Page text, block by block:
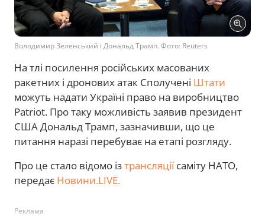
Володимир Зеленський і Дональд Трамп. Фото: Reuters
На тлі посилення російських масованих
ракетних і дронових атак Сполучені Штати
можуть надати Україні право на виробництво
Patriot. Про таку можливість заявив президент
США Дональд Трамп, зазначивши, що це
питання наразі перебуває на етапі розгляду.
Про це стало відомо ізтрансляціїсаміту НАТО,
передає Новини.LIVE.
Реклама